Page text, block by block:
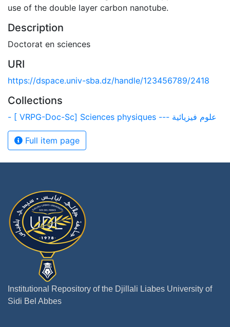
use of the double layer carbon nanotube.
Description
Doctorat en sciences
URI
https://dspace.univ-sba.dz/handle/123456789/2418
Collections
- [ VRPG-Doc-Sc] Sciences physiques --- علوم فيزيائية
Full item page
Institutional Repository of the Djillali Liabes University of
Sidi Bel Abbes